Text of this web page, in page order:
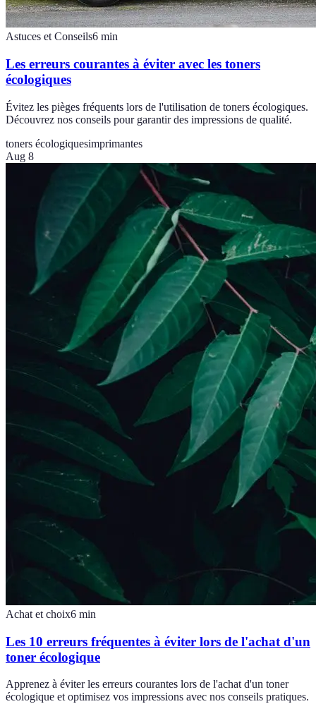
Astuces et Conseils6 min
Les erreurs courantes à éviter avec les toners
écologiques
Évitez les pièges fréquents lors de l'utilisation de toners écologiques.
Découvrez nos conseils pour garantir des impressions de qualité.
toners écologiquesimprimantes
Aug 8
Achat et choix6 min
Les 10 erreurs fréquentes à éviter lors de l'achat d'un
toner écologique
Apprenez à éviter les erreurs courantes lors de l'achat d'un toner
écologique et optimisez vos impressions avec nos conseils pratiques.